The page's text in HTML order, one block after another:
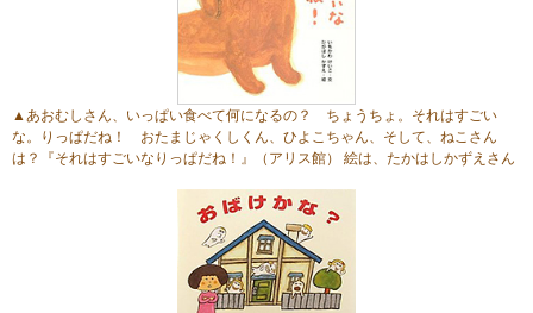
▲あおむしさん、いっぱい食べて何になるの？ ちょうちょ。それはすごい
な。りっぱだね！ おたまじゃくしくん、ひよこちゃん、そして、ねこさん
は？
『それはすごいなりっぱだね！』 （アリス館） 絵は、たかはしかずえさん